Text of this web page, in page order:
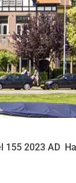
155 2023 AD